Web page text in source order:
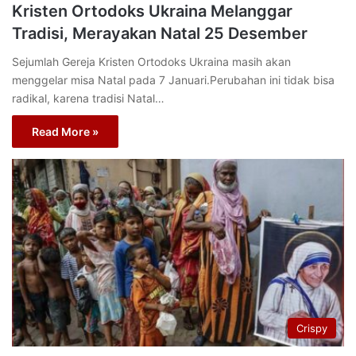
Kristen Ortodoks Ukraina Melanggar
Tradisi, Merayakan Natal 25 Desember
Sejumlah Gereja Kristen Ortodoks Ukraina masih akan
menggelar misa Natal pada 7 Januari.Perubahan ini tidak bisa
radikal, karena tradisi Natal…
Read More »
Crispy